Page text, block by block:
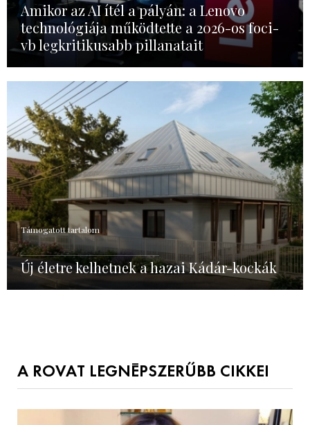
Amikor az AI ítél a pályán: a Lenovo
technológiája működtette a 2026-os foci-
vb legkritikusabb pillanatait
Támogatott tartalom
Új életre kelhetnek a hazai Kádár-kockák
A ROVAT LEGNÉPSZERŰBB CIKKEI